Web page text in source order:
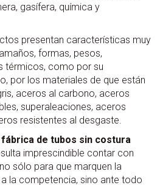
gasífera, química y
presentan características muy
formas, pesos,
térmicos, como por su
por los materiales de que están
aceros al carbono, aceros
superaleaciones, aceros
resistentes al desgaste.
fábrica de tubos sin costura
imprescindible contar con
sólo para que marquen la
la competencia, sino ante todo